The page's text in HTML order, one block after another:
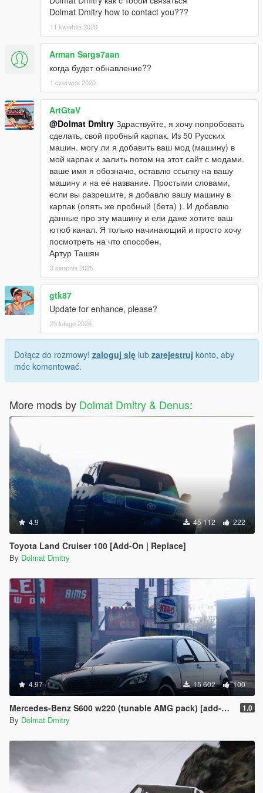
Dolmat Dmitry how to contact you???
11 kwietnia 2020
Arman Sargs7aan
когда будет обнавление??
1 czerwca 2020
ArtGtaV
@Dolmat Dmitry Здраствуйте, я хочу попробовать
сделать, свой пробный карпак. Из 50 Русских
машин. могу ли я добавить ваш мод (машину) в
мой карпак и залить потом на этот сайт с модами.
ваше имя я обозначю, оставлю ссылку на вашу
машину и на её название. Простыми словами,
если вы разрешите, я добавлю вашу машину в
карпак (опять же пробный (бета) ). И добавлю
данные про эту машину и ели даже хотите ваш
ютюб канал. Я только начинающий и просто хочу
посмотреть на что способен.
Артур Ташян
3 sierpnia 2025
gtk87
Update for enhance, please?
23 lutego 2026
Dołącz do rozmowy! zaloguj się lub zarejestruj konto, aby
móc komentować.
More mods by Dolmat Dmitry & Denus:
4.9 45 112 222
Toyota Land Cruiser 100 [Add-On | Replace]
By Dolmat Dmitry
4.97 15 602 100
Mercedes-Benz S600 w220 (tunable AMG pack) [add-on] 1.0
By Dolmat Dmitry